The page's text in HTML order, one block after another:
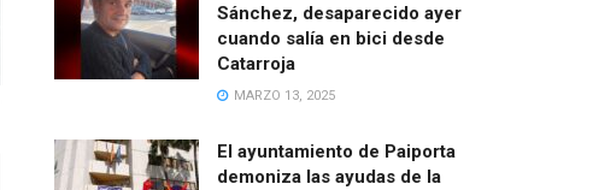
Sánchez, desaparecido ayer
cuando salía en bici desde
Catarroja
MARZO 13, 2025
El ayuntamiento de Paiporta
demoniza las ayudas de la